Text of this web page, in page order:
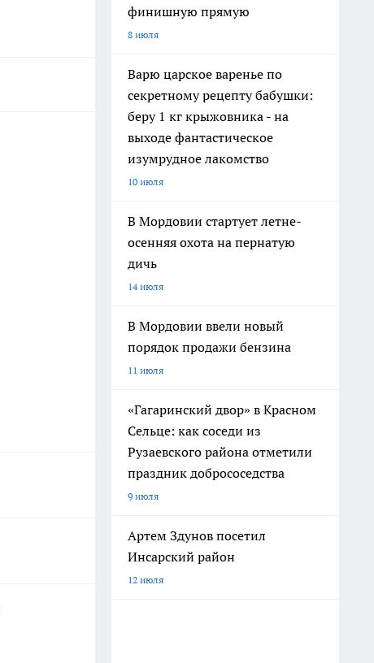
финишную прямую
8 июля
Варю царское варенье по
секретному рецепту бабушки:
беру 1 кг крыжовника - на
выходе фантастическое
изумрудное лакомство
10 июля
В Мордовии стартует летне-
осенняя охота на пернатую
дичь
14 июля
В Мордовии ввели новый
порядок продажи бензина
11 июля
«Гагаринский двор» в Красном
Сельце: как соседи из
Рузаевского района отметили
праздник добрососедства
9 июля
Артем Здунов посетил
Инсарский район
12 июля